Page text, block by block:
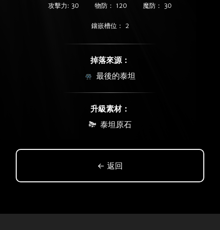
攻擊力: 30 物防： 120 魔防： 30
鑲嵌槽位： 2
掉落來源：
最後的泰坦
升級素材：
泰坦原石
← 返回